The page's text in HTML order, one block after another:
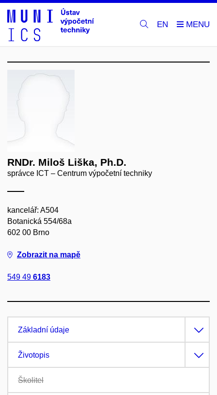
EN
RNDr. Miloš Liška, Ph.D.
správce ICT – Centrum výpočetní techniky
kancelář: A504
Botanická 554/68a
602 00 Brno
Zobrazit na mapě
549 49 6183
Základní údaje
Životopis
Školitel